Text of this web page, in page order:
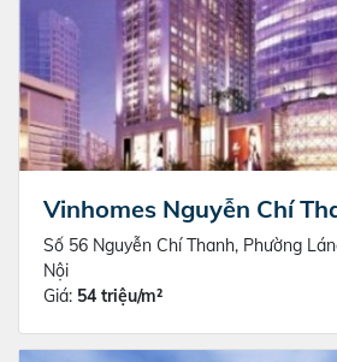
Vinhomes Nguyễn Chí
Số 56 Nguyễn Chí Thanh, Phường
Nội
Giá: 54 triệu/m²